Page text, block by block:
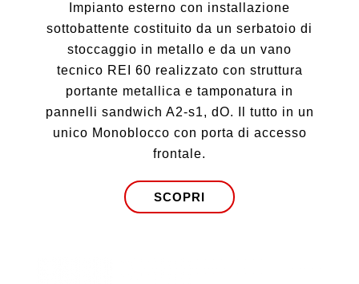
Impianto esterno con installazione
sottobattente costituito da un serbatoio di
stoccaggio in metallo e da un vano
tecnico REI 60 realizzato con struttura
portante metallica e tamponatura in
pannelli sandwich A2-s1, dO. Il tutto in un
unico Monoblocco con porta di accesso
frontale.
SCOPRI